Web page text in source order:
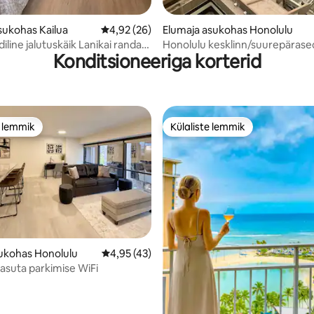
Kailua Keskmine hinnang 4,92/5, 26 hinnangut
4,92 (26)
jalutuskäik Lanikai randa.
kliimaseadmega
Elumaja asukohas Honolulu
Honolulu kesklinn/
Konditsioneeriga korterid
5, 52 hinnangut
Honolulu Keskmine hinnang 4,95/5, 43 hinnangut
4,95 (43)
parkimise WiFi
Külaliste lemmik
Külaliste lemmik